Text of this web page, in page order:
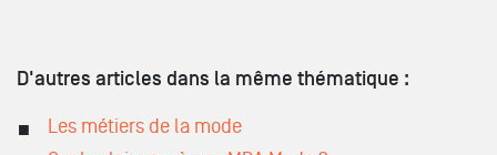
D'autres articles dans la même thématique :
Les métiers de la mode